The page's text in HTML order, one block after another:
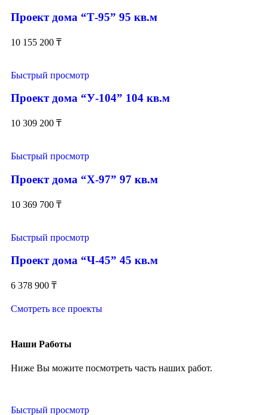
Проект дома “Т-95” 95 кв.м
10 155 200 ₸
Быстрый просмотр
Проект дома “У-104” 104 кв.м
10 309 200 ₸
Быстрый просмотр
Проект дома “Х-97” 97 кв.м
10 369 700 ₸
Быстрый просмотр
Проект дома “Ч-45” 45 кв.м
6 378 900 ₸
Смотреть все проекты
Наши Работы
Ниже Вы можите посмотреть часть наших работ.
Быстрый просмотр